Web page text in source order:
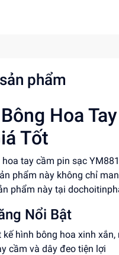
phẩm
Hoa
Tốt
hoa tay cầm pin sạc
phẩm này không chỉ
phẩm này tại
Nổi Bật
kế hình bông hoa xinh
cầm và dây đeo tiện lợi